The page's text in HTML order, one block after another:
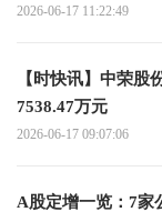
2026-06-17 11:22:49
【时快讯】中荣股
7538.47万元
2026-06-17 09:07:06
A股定增一览：7家